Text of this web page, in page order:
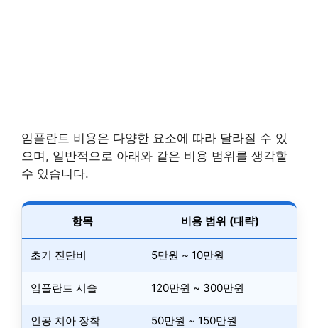
임플란트 비용은 다양한 요소에 따라 달라질 수 있
으며, 일반적으로 아래와 같은 비용 범위를 생각할
수 있습니다.
항목 비용 범위 (대략)
초기 진단비 5만원 ~ 10만원
임플란트 시술 120만원 ~ 300만원
인공 치아 장착 50만원 ~ 150만원